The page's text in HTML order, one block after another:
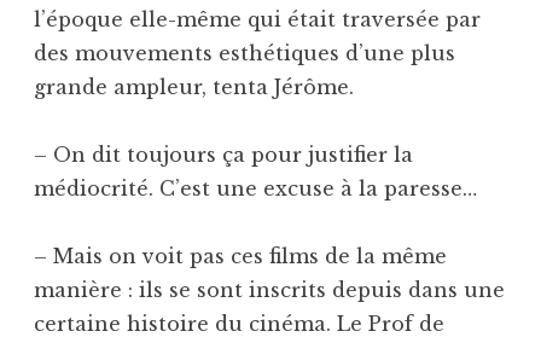
l’époque elle-même qui était traversée par
des mouvements esthétiques d’une plus
grande ampleur, tenta Jérôme.
– On dit toujours ça pour justifier la
médiocrité. C’est une excuse à la paresse…
– Mais on voit pas ces films de la même
manière : ils se sont inscrits depuis dans une
certaine histoire du cinéma. Le Prof de